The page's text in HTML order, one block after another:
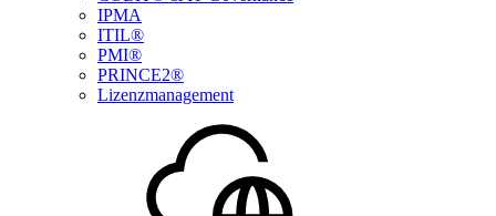
IPMA
ITIL®
PMI®
PRINCE2®
Lizenzmanagement